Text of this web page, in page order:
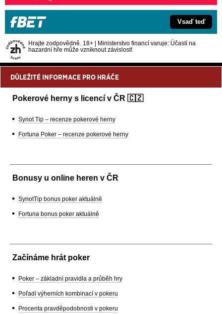
Vsaď teď
Hrajte zodpovědně. 18+ | Ministerstvo financí varuje: Účastí na
hazardní hře může vzniknout závislost!
DŮLEŽITÉ INFORMACE PRO HRÁČE
Pokerové herny s licencí v ČR 🇨🇿
Synot Tip – recenze pokerové herny
Fortuna Poker – recenze pokerové herny
Bonusy u online heren v ČR
SynotTip bonus poker aktuálně
Fortuna bonus poker aktuálně
Začínáme hrát poker
Poker – základní pravidla a průběh hry
Pořadí výherních kombinací v pokeru
Procenta pravděpodobnosti v pokeru